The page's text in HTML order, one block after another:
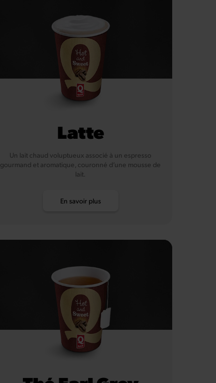
Latte
Un lait chaud voluptueux associé à un espresso
gourmand et aromatique, couronné d’une mousse de
lait.
En savoir plus